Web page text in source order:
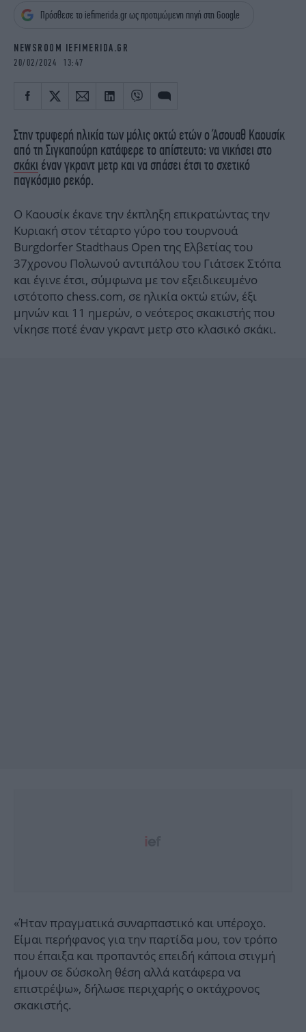
iBOOKS
MEDIA
Πρόσθεσε το iefimerida.gr ως προτιμώμενη πηγή στη Google
NEWSROOM IEFIMERIDA.GR
20/02/2024 13:47
Στην τρυφερή ηλικία των μόλις οκτώ ετών ο Άσουαθ Καουσίκ
από τη Σιγκαπούρη κατάφερε το απίστευτο: να νικήσει στο
σκάκι έναν γκραντ μετρ και να σπάσει έτσι το σχετικό
παγκόσμιο ρεκόρ.
Ο Καουσίκ έκανε την έκπληξη επικρατώντας την
Κυριακή στον τέταρτο γύρο του τουρνουά
Burgdorfer Stadthaus Open της Ελβετίας του
37χρονου Πολωνού αντιπάλου του Γιάτσεκ Στόπα
και έγινε έτσι, σύμφωνα με τον εξειδικευμένο
ιστότοπο chess.com, σε ηλικία οκτώ ετών, έξι
μηνών και 11 ημερών, ο νεότερος σκακιστής που
νίκησε ποτέ έναν γκραντ μετρ στο κλασικό σκάκι.
«Ήταν πραγματικά συναρπαστικό και υπέροχο.
Είμαι περήφανος για την παρτίδα μου, τον τρόπο
που έπαιξα και προπαντός επειδή κάποια στιγμή
ήμουν σε δύσκολη θέση αλλά κατάφερα να
επιστρέψω», δήλωσε περιχαρής ο οκτάχρονος
σκακιστής.